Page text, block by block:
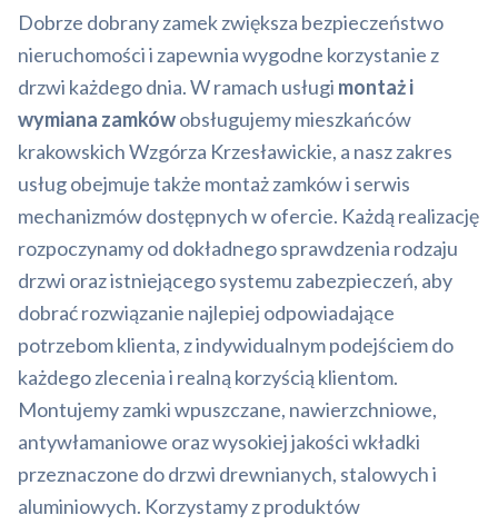
Dobrze dobrany zamek zwiększa bezpieczeństwo
nieruchomości i zapewnia wygodne korzystanie z
drzwi każdego dnia. W ramach usługi montaż i
wymiana zamkówobsługujemy mieszkańców
krakowskich Wzgórza Krzesławickie, a nasz zakres
usług obejmuje także montaż zamków i serwis
mechanizmów dostępnych w ofercie. Każdą realizację
rozpoczynamy od dokładnego sprawdzenia rodzaju
drzwi oraz istniejącego systemu zabezpieczeń, aby
dobrać rozwiązanie najlepiej odpowiadające
potrzebom klienta, z indywidualnym podejściem do
każdego zlecenia i realną korzyścią klientom.
Montujemy zamki wpuszczane, nawierzchniowe,
antywłamaniowe oraz wysokiej jakości wkładki
przeznaczone do drzwi drewnianych, stalowych i
aluminiowych. Korzystamy z produktów